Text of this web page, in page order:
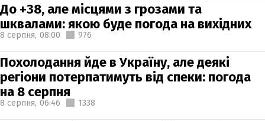
До +38, але місцями з грозами та
шквалами: якою буде погода на вихідних
8 серпня, 08:00 976
Похолодання йде в Україну, але деякі
регіони потерпатимуть від спеки: погода
на 8 серпня
8 серпня, 06:46 1338